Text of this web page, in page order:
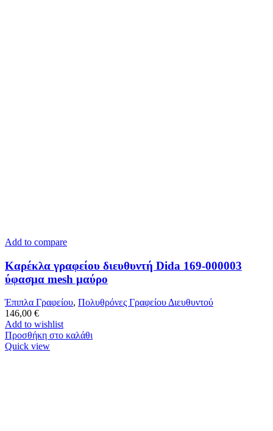
Add to compare
Καρέκλα γραφείου διευθυντή Dida 169-000003
ύφασμα mesh μαύρο
Έπιπλα Γραφείου, Πολυθρόνες Γραφείου Διευθυντού
146,00 €
Add to wishlist
Προσθήκη στο καλάθι
Quick view